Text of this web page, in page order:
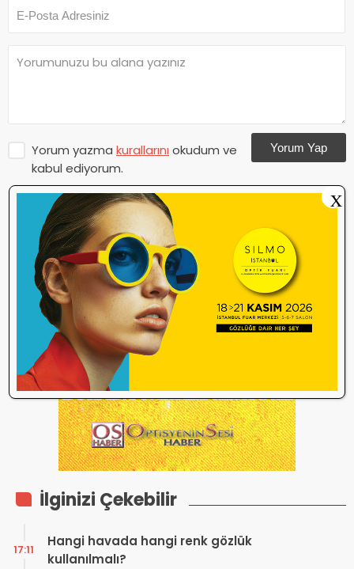
Yorum yazma kurallarını okudum ve
kabul ediyorum.
Yorum Yap
Henüz bu içeriğe yorum yapılmamış.
İlk yorum yapan olmak ister misiniz?
İlginizi Çekebilir
Hangi havada hangi renk gözlük
kullanılmalı?
17:11
X